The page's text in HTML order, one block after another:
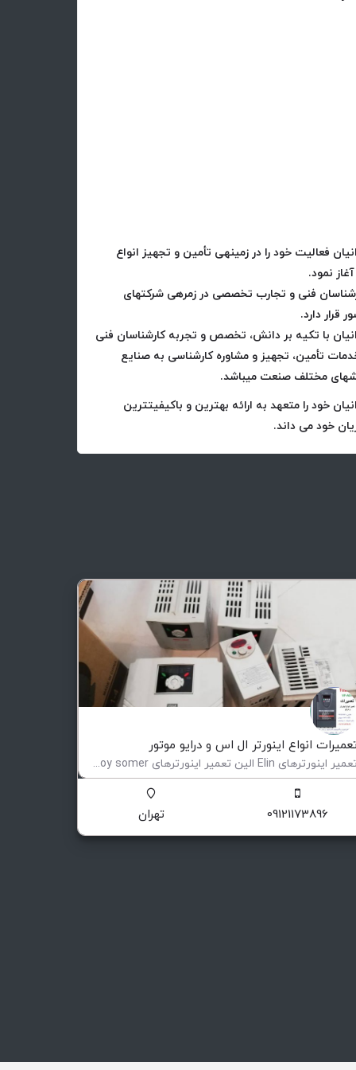
فعالیت خود را در زمینهی تأمین و تجهیز انواع
نمود.
فنی و تجارب تخصصی در زمرهی شرکتهای
قرار دارد.
با تکیه بر دانش، تخصص و تجربه کارشناسان فنی
تأمین، تجهیز و مشاوره کارشناسی به صنایع
مختلف صنعت میباشد.
خود را متعهد به ارائه بهترین و باکیفیتترین
خود می داند.
انواع اینورتر ال اس و درایو موتور
تعمیر اینورترهای Elin الین تعمیر اینورترهای Leroy somer لوری سومر تعمیر اینورترهای Eurotherm یوروترم تعمیر…
و فروش اینورتر
09121173896 تهران